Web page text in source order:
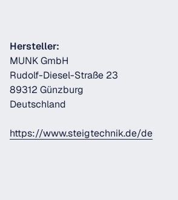
Hersteller:
MUNK GmbH
Rudolf-Diesel-Straße 23
89312 Günzburg
Deutschland
https://www.steigtechnik.de/de